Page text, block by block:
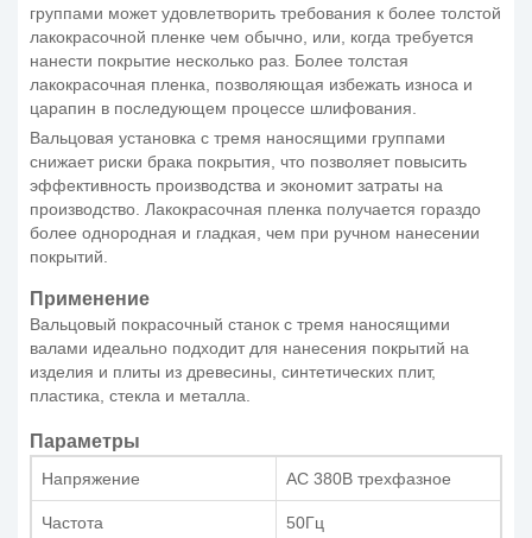
группами может удовлетворить требования к более толстой
лакокрасочной пленке чем обычно, или, когда требуется
нанести покрытие несколько раз. Более толстая
лакокрасочная пленка, позволяющая избежать износа и
царапин в последующем процессе шлифования.
Вальцовая установка с тремя наносящими группами
снижает риски брака покрытия, что позволяет повысить
эффективность производства и экономит затраты на
производство. Лакокрасочная пленка получается гораздо
более однородная и гладкая, чем при ручном нанесении
покрытий.
Применение
Вальцовый покрасочный станок с тремя наносящими
валами идеально подходит для нанесения покрытий на
изделия и плиты из древесины, синтетических плит,
пластика, стекла и металла.
Параметры
Напряжение AC 380В трехфазное
Частота 50Гц